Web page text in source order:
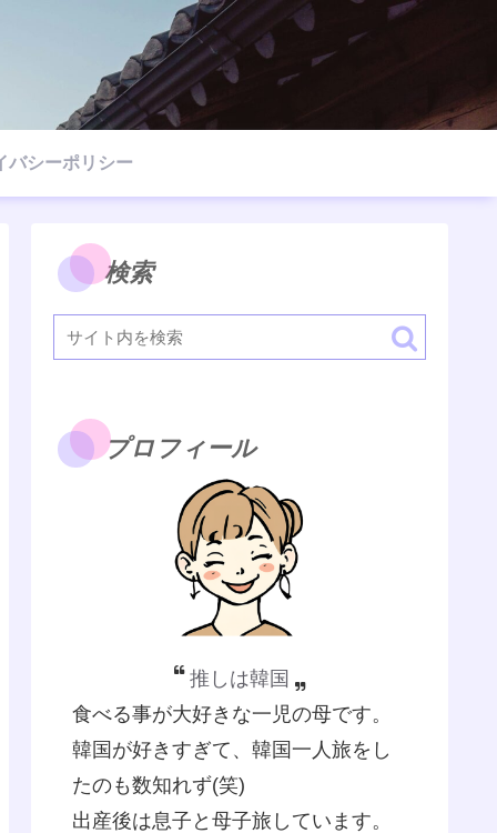
バシーポリシー
検索
プロフィール
推しは韓国
食べる事が大好きな一児の母です。
韓国が好きすぎて、韓国一人旅をし
たのも数知れず(笑)
出産後は息子と母子旅しています。